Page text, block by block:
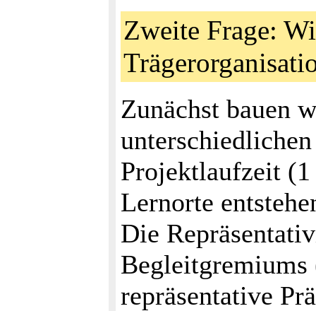
Zweite Frage:
Zunächst bauen
Projektlaufzeit (1
Lernorte
Die
Begleitgremiums
repräsentative